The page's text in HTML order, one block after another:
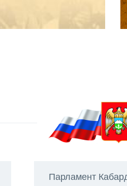
Парламент